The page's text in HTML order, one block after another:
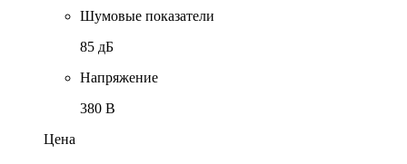
Шумовые показатели
85 дБ
Напряжение
380 В
Цена